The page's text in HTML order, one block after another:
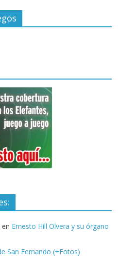
en Ernesto Hill Olvera y su órgano
San Fernando (+Fotos)